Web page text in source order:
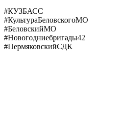
#КУЗБАСС
#КультураБеловскогоМО
#БеловскийМО
#Новогодниебригады42
#ПермяковскийСДК